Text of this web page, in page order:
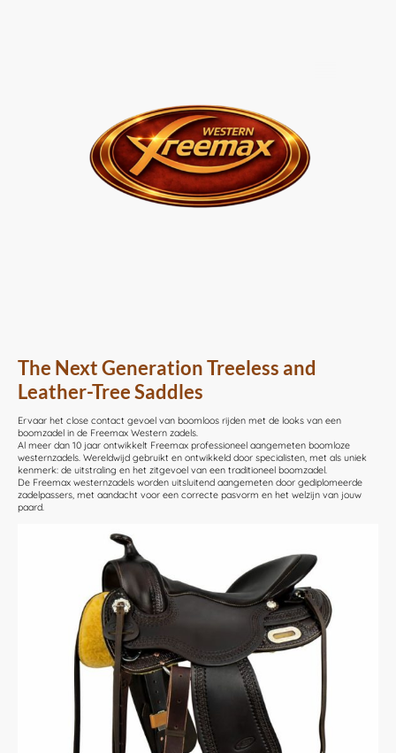
The Next Generation Treeless and
Leather-Tree Saddles
Ervaar het close contact gevoel van boomloos rijden met de looks van een
boomzadel in de Freemax Western zadels.
Al meer dan 10 jaar ontwikkelt Freemax professioneel aangemeten boomloze
westernzadels. Wereldwijd gebruikt en ontwikkeld door specialisten, met als uniek
kenmerk: de uitstraling en het zitgevoel van een traditioneel boomzadel.
De Freemax westernzadels worden uitsluitend aangemeten door gediplomeerde
zadelpassers, met aandacht voor een correcte pasvorm en het welzijn van jouw
paard.